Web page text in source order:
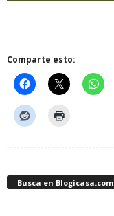
Comparte esto:
Busca en Blogicasa.com